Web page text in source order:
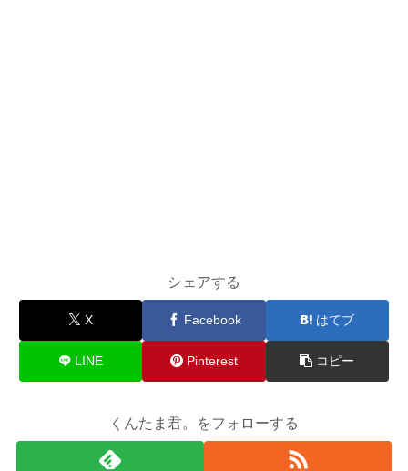
シェアする
X Facebook はてブ
LINE Pinterest コピー
くんたま君。をフォローする